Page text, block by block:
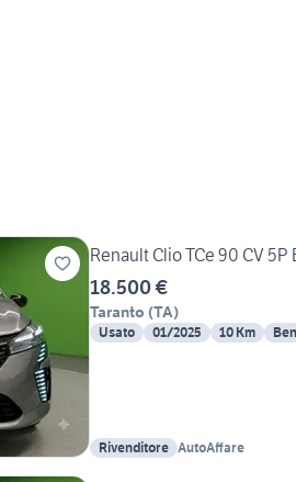
Renault Clio TCe 90 CV
18.500 €
Taranto (TA)
Usato 01/2025 10 Km
Rivenditore AutoAffare